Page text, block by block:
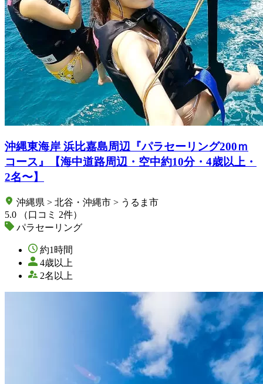
沖縄東海岸 浜比嘉島周辺『パラセーリング200ｍ
コース』【海中道路周辺・空中約10分・4歳以上・
2名〜】
沖縄県 > 北谷・沖縄市 > うるま市
5.0
（口コミ 2件）
パラセーリング
約1時間
4歳以上
2名以上